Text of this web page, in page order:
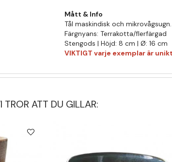
Mått & Info
Tål maskindisk och mikrovågsugn.
Färgnyans: Terrakotta/flerfärgad
Stengods | Höjd: 8 cm | Ø: 16 cm
VIKTIGT varje exemplar är
TROR ATT DU GILLAR: